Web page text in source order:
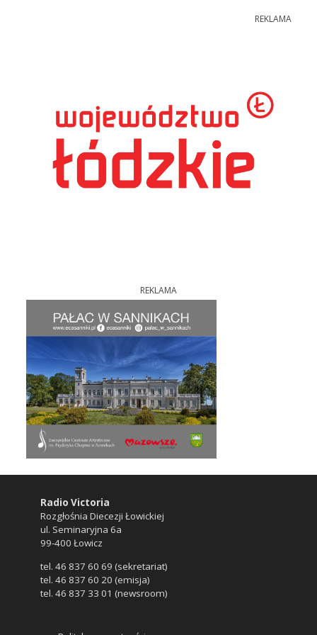
REKLAMA
REKLAMA
Radio Victoria
Rozgłośnia Diecezji Łowickiej
ul. Seminaryjna 6a
99-400 Łowicz
tel. 46 837 60 69 (sekretariat)
tel. 46 837 60 20 (emisja)
tel. 46 837 33 01 (newsroom)